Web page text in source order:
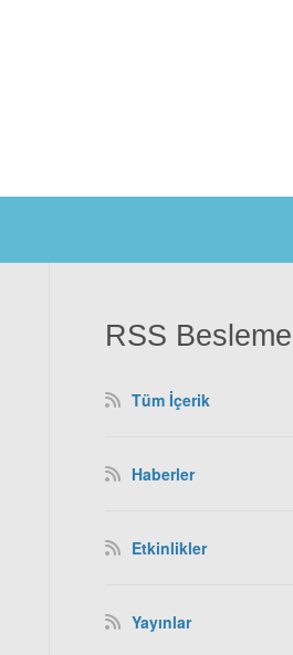
RSS
Tüm İçerik
Haberler
Etkinlikler
Yayınlar